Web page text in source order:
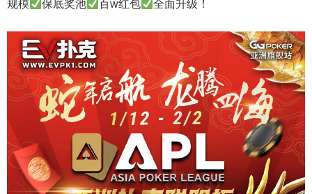
规模
保底奖池 百w红包 全面升级！